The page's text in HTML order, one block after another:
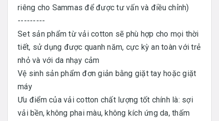
riêng cho Sammas để được tư vấn và điều chỉnh)
---------
Set sản phẩm từ vải cotton sẽ phù hợp cho mọi thời
tiết, sử dụng được quanh năm, cực kỳ an toàn với trẻ
nhỏ và với da nhạy cảm
Vệ sinh sản phẩm đơn giản bằng giặt tay hoặc giặt
máy
Ưu điểm của vải cotton chất lượng tốt chính là: sợi
vải bền, không phai màu, không kích ứng da, thấm